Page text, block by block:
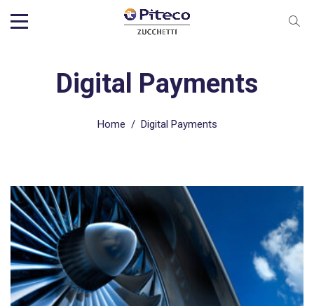
Digital Payments
Home / Digital Payments